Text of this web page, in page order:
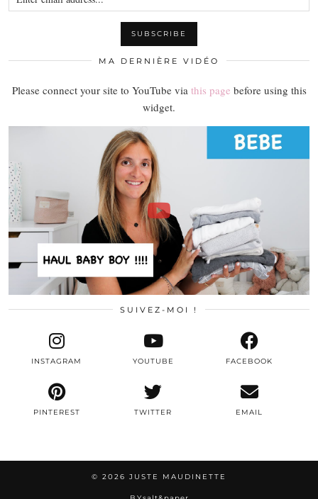
MA DERNIÈRE VIDÉO
Please connect your site to YouTube via this page before using this
widget.
SUIVEZ-MOI !
TWITTER
INSTAGRAM FACEBOOK
PINTEREST
YOUTUBE
EMAIL
© 2026 JUSTE MAUDINETTE